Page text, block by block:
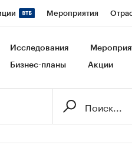
Мероприятия
рейтинги Франшизы Газета
Исследования
Бизнес-планы Акции